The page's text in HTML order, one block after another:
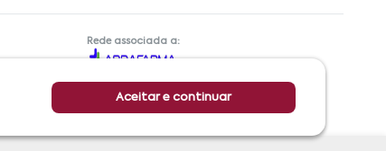
Aceitar e continuar
Rede associada a: